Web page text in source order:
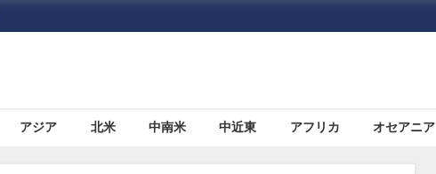
アジア 北米 中南米 中近東 アフリカ オセアニア